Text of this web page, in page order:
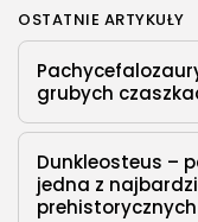
OSTATNIE ARTYKUŁY
grubych
Dunkleosteus –
jedna z
prehistorycznych